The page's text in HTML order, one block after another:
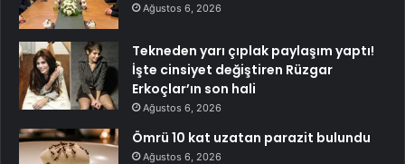
Ağustos 6, 2026
Tekneden yarı çıplak paylaşım yaptı!
İşte cinsiyet değiştiren Rüzgar
Erkoçlar’ın son hali
Ağustos 6, 2026
Ömrü 10 kat uzatan parazit bulundu
Ağustos 6, 2026